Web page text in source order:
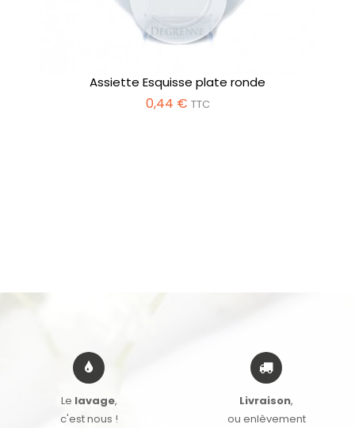
Assiette Esquisse plate ronde
0,44 € TTC
Le lavage,
c'est nous !
Livraison,
ou enlèvement